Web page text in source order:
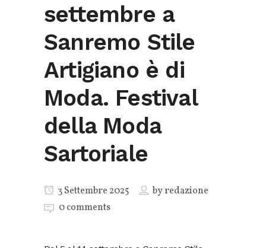
settembre a
Sanremo Stile
Artigiano è di
Moda. Festival
della Moda
Sartoriale
3 Settembre 2025 byredazione
0 comments